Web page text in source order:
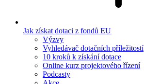
Jak získat dotaci z fondů EU
Výzvy
Vyhledávač dotačních příležitostí
10 kroků k získání dotace
Online kurz projektového řízení
Podcasty